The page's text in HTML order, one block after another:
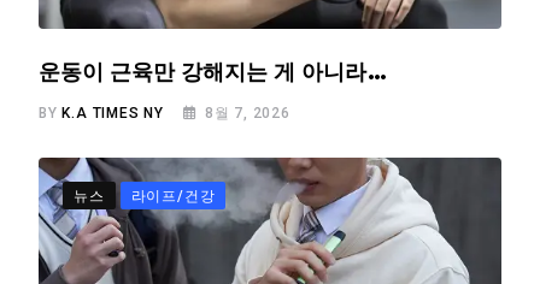
운동이 근육만 강해지는 게 아니라…
BY K.A TIMES NY 8월 7, 2026
뉴스 라이프/건강